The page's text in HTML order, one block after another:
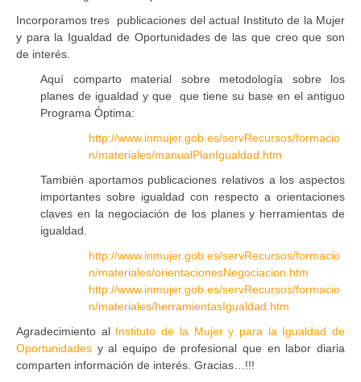
Incorporamos tres publicaciones del actual Instituto de la Mujer
y para la Igualdad de Oportunidades de las que creo que son
de interés.
Aquí comparto material sobre metodología sobre los
planes de igualdad y que que tiene su base en el antiguo
Programa Óptima:
http://www.inmujer.gob.es/servRecursos/formacio
n/materiales/manualPlanIgualdad.htm
También aportamos publicaciones relativos a los aspectos
importantes sobre igualdad con respecto a orientaciones
claves en la negociación de los planes y herramientas de
igualdad.
http://www.inmujer.gob.es/servRecursos/formacio
n/materiales/orientacionesNegociacion.htm
http://www.inmujer.gob.es/servRecursos/formacio
n/materiales/herramientasIgualdad.htm
Agradecimiento al Instituto de la Mujer y para la Igualdad de
Oportunidades y al equipo de profesional que en labor diaria
comparten información de interés. Gracias…!!!